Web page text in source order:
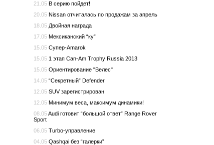
21.05 В серию пойдет!
20.05 Nissan отчиталась по продажам за апрель
18.05 Двойная награда
17.05 Мексиканский “ку”
15.05 Супер-Amarok
15.05 1 этап Can-Am Trophy Russia 2013
15.05 Ориентирование "Велес"
14.05 “Секретный” Defender
12.05 SUV зарегистрирован
12.05 Минимум веса, максимум динамики!
08.05Audi готовит “большой ответ” Range Rover
Sport
06.05 Turbo-управление
04.05 Qashqai без “галерки”